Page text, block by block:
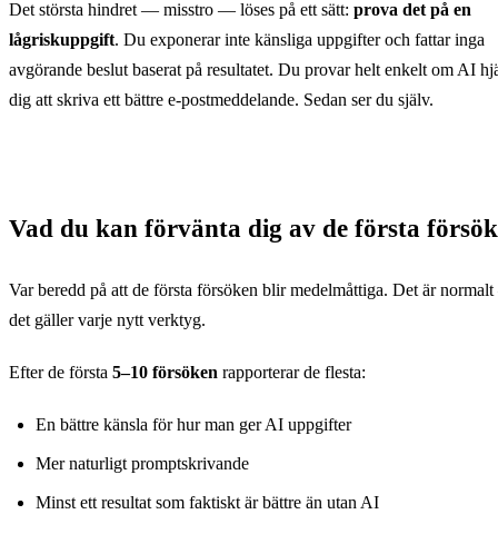
Varför använder folk
Misstro mot AI 37
Oro för konsekvenser 29
Det största hindret — misstro — löses på ett sätt: prova det på en
lågriskuppgift. Du exponerar inte känsliga uppgifter och fattar inga
avgörande beslut baserat på resultatet. Du provar helt enkelt om AI
dig att skriva ett bättre e-postmeddelande. Sedan ser du själv.
Vad du kan förvänta dig av de första
Var beredd på att de första försöken blir medelmåttiga. Det är
det gäller varje nytt verktyg.
Efter de första 5–10 försöken rapporterar de flesta:
En bättre känsla för hur man ger AI uppgifter
Mer naturligt promptskrivande
Minst ett resultat som faktiskt är bättre än utan AI